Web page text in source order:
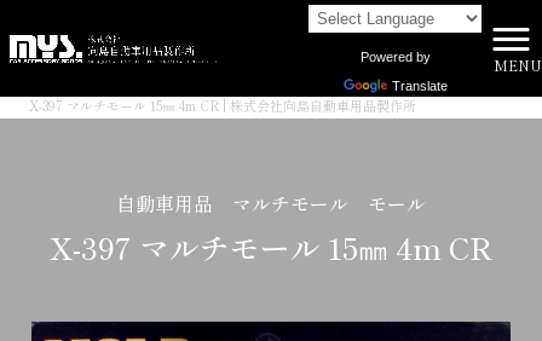
Powered by
Translate
MENU
商品一覧
>
X-397 マルチモール 15㎜ 4m CR | 株式会社向島自動車用品製作所
自動車用品 マルチモール モール
X-397 マルチモール 15㎜ 4m CR